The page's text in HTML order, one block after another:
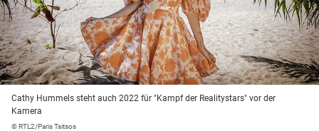
Cathy Hummels steht auch 2022 für "Kampf der Realitystars" vor der
Kamera
© RTL2/Paris Tsitsos